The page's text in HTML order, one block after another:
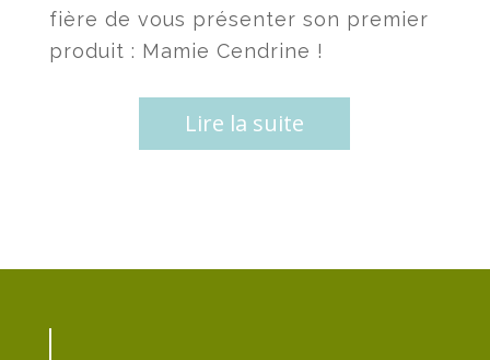
fière de vous présenter son premier
produit : Mamie Cendrine !
Lire la suite